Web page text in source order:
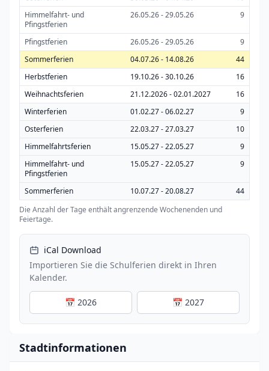
Himmelfahrt- und
Pfingstferien
26.05.26 - 29.05.26 9
Pfingstferien 26.05.26 - 29.05.26
9
Sommerferien
04.07.26 - 14.08.26
44
Herbstferien
19.10.26 - 30.10.26
16
Weihnachtsferien
21.12.2026 - 02.01.2027
16
Winterferien
01.02.27 - 06.02.27
9
Osterferien
22.03.27 - 27.03.27
10
Himmelfahrtsferien
15.05.27 - 22.05.27
9
Himmelfahrt- und
Pfingstferien
15.05.27 - 22.05.27 9
Sommerferien 10.07.27 - 20.08.27
44
Die Anzahl der Tage enthält angrenzende Wochenenden und
Feiertage.
iCal Download
Importieren Sie die Schulferien direkt in Ihren
Kalender.
📅 2026 📅 2027
Stadtinformationen